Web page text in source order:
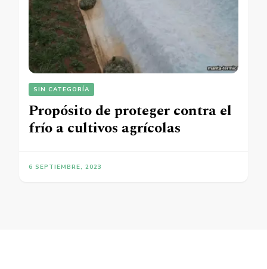
SIN CATEGORÍA
Propósito de proteger contra el
frío a cultivos agrícolas
6 SEPTIEMBRE, 2023